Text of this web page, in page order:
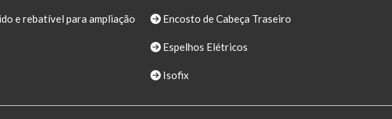
e rebatível para ampliação
Encosto de Cabeça Traseiro
Espelhos Elétricos
Isofix